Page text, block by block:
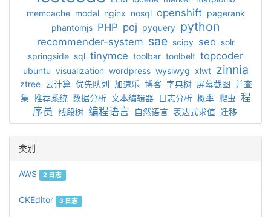
memcache modal nginx nosql openshift pagerank
phantomjs PHP poj pyquery python
recommender-system sae scipy seo solr
springside sql tinymce toolbar toolbelt topcoder
ubuntu visualization wordpress wysiwyg xlwt zinnia
ztree 云计算 优先队列 加速乐 博客 字典树 屏幕截图 并查
集 推荐系统 数据分析 文本编辑器 日志分析 概率 爬虫 程
序员 线段树 编程语言 自然语言 表达式求值 迁移
类别
AWS 2 日志
CKEditor 3 日志